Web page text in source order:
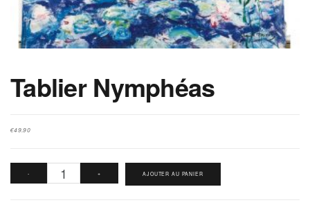
Tablier Nymphéas
€49.90
-
quantité
+ AJOUTER AU PANIER